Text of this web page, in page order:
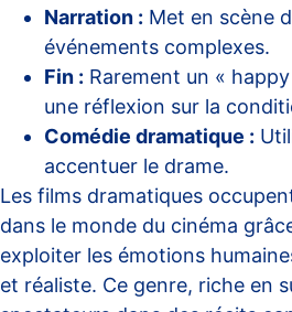
Narration : Met en scène
événements complexes.
Fin : Rarement un «
une réflexion sur la
Comédie dramatique :
accentuer le drame.
Les films dramatiques
dans le monde du cinéma
exploiter les émotions
et réaliste. Ce genre, riche en